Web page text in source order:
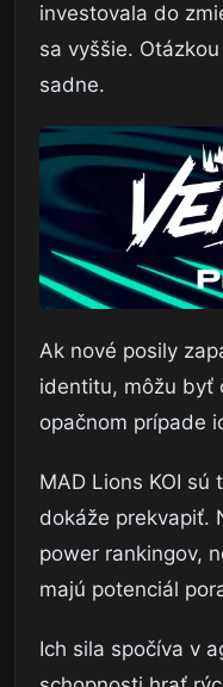
investovala do
sa vyššie.
sadne.
Ak nové posily
identitu, môžu byť
opačnom prípade
MAD Lions KOI
dokáže prekvapiť.
power rankingov,
majú potenciál
Ich sila spočíva v